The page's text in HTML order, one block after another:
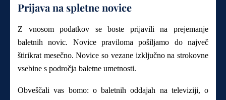
Prijava na spletne novice
Z vnosom podatkov se boste prijavili na prejemanje
baletnih novic. Novice praviloma pošiljamo do največ
štirikrat mesečno. Novice so vezane izključno na strokovne
vsebine s področja baletne umetnosti.
Obveščali vas bomo: o baletnih oddajah na televiziji, o